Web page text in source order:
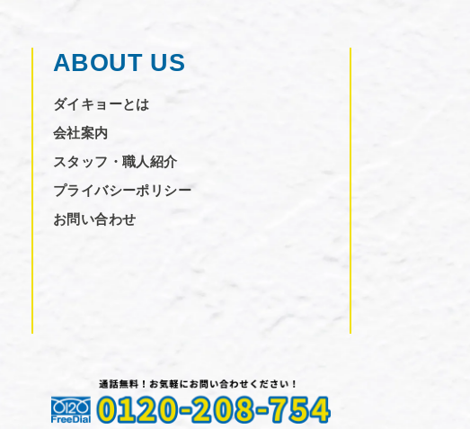
ABOUT US
ダイキョーとは
会社案内
スタッフ・職人紹介
プライバシーポリシー
お問い合わせ